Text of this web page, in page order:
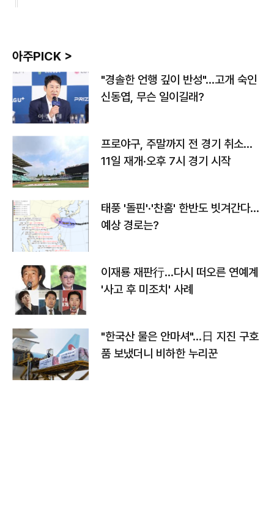
아주PICK >
"경솔한 언행 깊이 반성"…고개 숙인
신동엽, 무슨 일이길래?
프로야구, 주말까지 전 경기 취소…
11일 재개·오후 7시 경기 시작
태풍 '돌핀'·'찬홈' 한반도 빗겨간다…
예상 경로는?
이재룡 재판行…다시 떠오른 연예계
'사고 후 미조치' 사례
"한국산 물은 안마셔"…日 지진 구호
품 보냈더니 비하한 누리꾼